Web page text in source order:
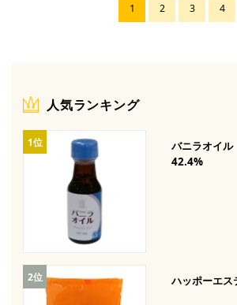
1 2 3 4
人気ランキング
バニラオイ
42.4%
ハッポーエ